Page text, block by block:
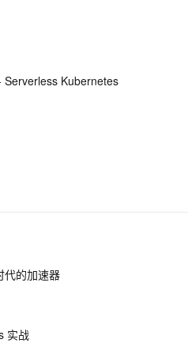
）上快速部署应用
Serverless Kubernetes
的加速器
实战